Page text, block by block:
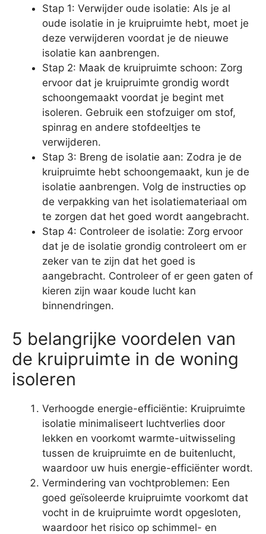
Stap 1: Verwijder oude isolatie: Als je al
oude isolatie in je kruipruimte hebt, moet je
deze verwijderen voordat je de nieuwe
isolatie kan aanbrengen.
Stap 2: Maak de kruipruimte schoon: Zorg
ervoor dat je kruipruimte grondig wordt
schoongemaakt voordat je begint met
isoleren. Gebruik een stofzuiger om stof,
spinrag en andere stofdeeltjes te
verwijderen.
Stap 3: Breng de isolatie aan: Zodra je de
kruipruimte hebt schoongemaakt, kun je de
isolatie aanbrengen. Volg de instructies op
de verpakking van het isolatiemateriaal om
te zorgen dat het goed wordt aangebracht.
Stap 4: Controleer de isolatie: Zorg ervoor
dat je de isolatie grondig controleert om er
zeker van te zijn dat het goed is
aangebracht. Controleer of er geen gaten of
kieren zijn waar koude lucht kan
binnendringen.
5 belangrijke voordelen van
de kruipruimte in de woning
isoleren
Verhoogde energie-efficiëntie: Kruipruimte
isolatie minimaliseert luchtverlies door
lekken en voorkomt warmte-uitwisseling
tussen de kruipruimte en de buitenlucht,
waardoor uw huis energie-efficiënter wordt.
Vermindering van vochtproblemen: Een
goed geïsoleerde kruipruimte voorkomt dat
vocht in de kruipruimte wordt opgesloten,
waardoor het risico op schimmel- en